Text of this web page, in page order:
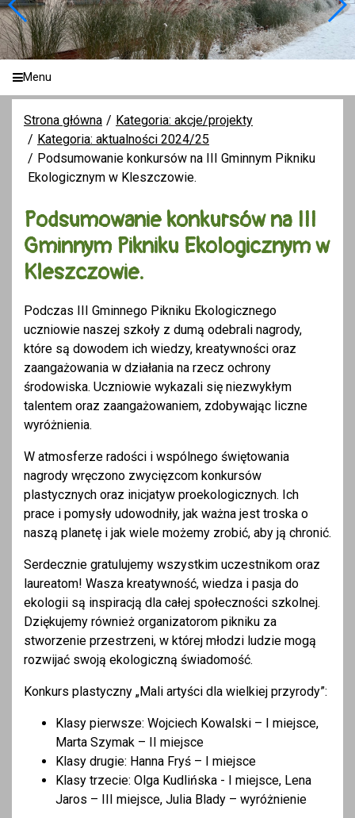
Menu
Strona główna
Kategoria: akcje/projekty
Kategoria: aktualności 2024/25
Podsumowanie konkursów na III Gminnym Pikniku
Ekologicznym w Kleszczowie.
Podsumowanie konkursów na III
Gminnym Pikniku Ekologicznym w
Kleszczowie.
Podczas III Gminnego Pikniku Ekologicznego
uczniowie naszej szkoły z dumą odebrali nagrody,
które są dowodem ich wiedzy, kreatywności oraz
zaangażowania w działania na rzecz ochrony
środowiska. Uczniowie wykazali się niezwykłym
talentem oraz zaangażowaniem, zdobywając liczne
wyróżnienia.
W atmosferze radości i wspólnego świętowania
nagrody wręczono zwycięzcom konkursów
plastycznych oraz inicjatyw proekologicznych. Ich
prace i pomysły udowodniły, jak ważna jest troska o
naszą planetę i jak wiele możemy zrobić, aby ją chronić.
Serdecznie gratulujemy wszystkim uczestnikom oraz
laureatom! Wasza kreatywność, wiedza i pasja do
ekologii są inspiracją dla całej społeczności szkolnej.
Dziękujemy również organizatorom pikniku za
stworzenie przestrzeni, w której młodzi ludzie mogą
rozwijać swoją ekologiczną świadomość.
Konkurs plastyczny „Mali artyści dla wielkiej przyrody”:
Klasy pierwsze: Wojciech Kowalski – I miejsce,
Marta Szymak – II miejsce
Klasy drugie: Hanna Fryś – I miejsce
Klasy trzecie: Olga Kudlińska - I miejsce, Lena
Jaros – III miejsce, Julia Blady – wyróżnienie